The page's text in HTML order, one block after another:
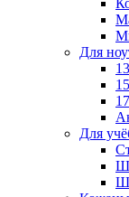
Для
Для